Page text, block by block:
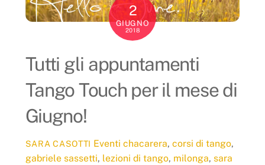
2
GIUGNO
2018
Tutti gli appuntamenti
Tango Touch per il mese di
Giugno!
SARA CASOTTI Eventi chacarera,corsi di tango,
gabriele sassetti, lezioni di tango, milonga, sara